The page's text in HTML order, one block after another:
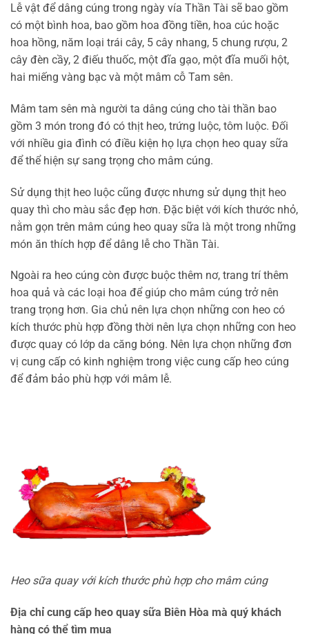
Lễ vật để dâng cúng trong ngày vía Thần Tài sẽ bao gồm
có một bình hoa, bao gồm hoa đồng tiền, hoa cúc hoặc
hoa hồng, năm loại trái cây, 5 cây nhang, 5 chung rượu, 2
cây đèn cầy, 2 điếu thuốc, một đĩa gạo, một đĩa muối hột,
hai miếng vàng bạc và một mâm cỗ Tam sên.
Mâm tam sên mà người ta dâng cúng cho tài thần bao
gồm 3 món trong đó có thịt heo, trứng luộc, tôm luộc. Đối
với nhiều gia đình có điều kiện họ lựa chọn heo quay sữa
để thể hiện sự sang trọng cho mâm cúng.
Sử dụng thịt heo luộc cũng được nhưng sử dụng thịt heo
quay thì cho màu sắc đẹp hơn. Đặc biệt với kích thước nhỏ,
nằm gọn trên mâm cúng heo quay sữa là một trong những
món ăn thích hợp để dâng lễ cho Thần Tài.
Ngoài ra heo cúng còn được buộc thêm nơ, trang trí thêm
hoa quả và các loại hoa để giúp cho mâm cúng trở nên
trang trọng hơn. Gia chủ nên lựa chọn những con heo có
kích thước phù hợp đồng thời nên lựa chọn những con heo
được quay có lớp da căng bóng. Nên lựa chọn những đơn
vị cung cấp có kinh nghiệm trong việc cung cấp heo cúng
để đảm bảo phù hợp với mâm lễ.
Heo sữa quay với kích thước phù hợp cho mâm cúng
Địa chỉ cung cấp heo quay sữa Biên Hòa mà quý khách
hàng có thể tìm mua